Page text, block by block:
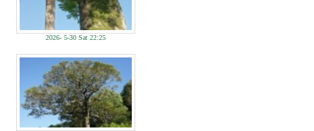
2026- 5-30 Sat 22:25